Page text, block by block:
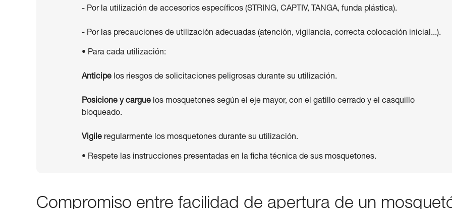
- Por la utilización de accesorios específicos (STRING, CAPTIV, TANGA, funda plástica).
- Por las precauciones de utilización adecuadas (atención, vigilancia, correcta colocación inicial...).
• Para cada utilización:
Anticipe los riesgos de solicitaciones peligrosas durante su utilización.
Posicione y cargue los mosquetones según el eje mayor, con el gatillo cerrado y el casquillo
bloqueado.
Vigile regularmente los mosquetones durante su utilización.
• Respete las instrucciones presentadas en la ficha técnica de sus mosquetones.
Compromiso entre facilidad de apertura de un